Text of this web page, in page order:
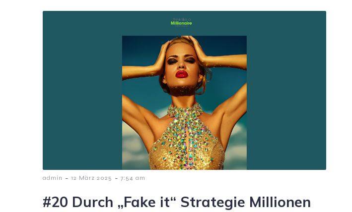
admin - 12 März 2025 - 7:54 am
#20 Durch „Fake it“ Strategie Millionen